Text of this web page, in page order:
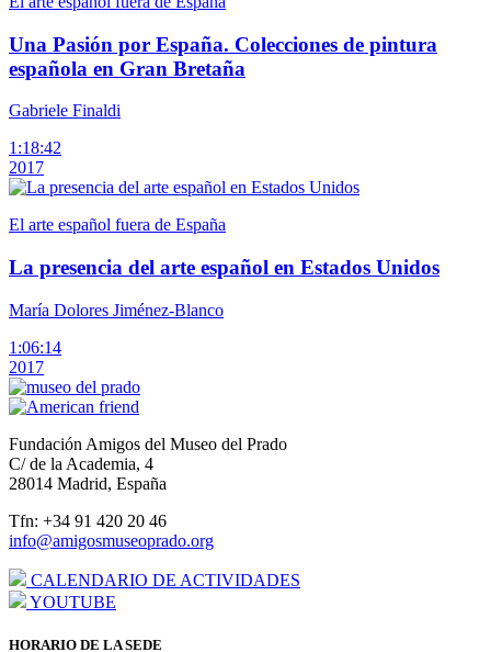
Una Pasión por España. Colecciones de pintura
española en Gran Bretaña
Gabriele Finaldi
1:18:42
2017
El arte español fuera de España
La presencia del arte español en Estados Unidos
María Dolores Jiménez-Blanco
1:06:14
2017
Fundación Amigos del Museo del Prado
C/ de la Academia, 4
28014 Madrid, España
Tfn: +34 91 420 20 46
info@amigosmuseoprado.org
CALENDARIO DE ACTIVIDADES
YOUTUBE
HORARIO DE LA SEDE